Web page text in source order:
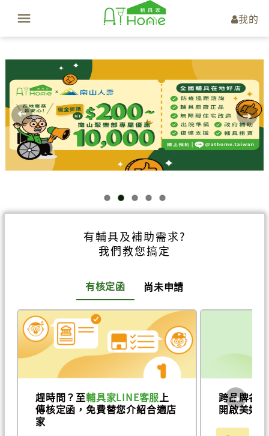
我的
有輔具及補助需求?
我們教您搞定
有核定函 尚未申請
趕時間？至輔具家LINE客服上
傳核定函，免費替您介紹合適店
家
跨品牌各
開啟美好